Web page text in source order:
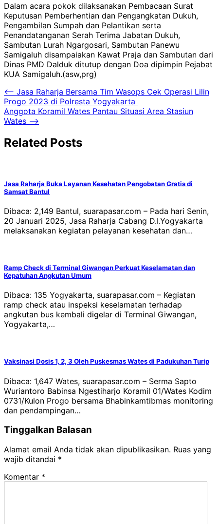
Dalam acara pokok dilaksanakan Pembacaan Surat
Keputusan Pemberhentian dan Pengangkatan Dukuh,
Pengambilan Sumpah dan Pelantikan serta
Penandatanganan Serah Terima Jabatan Dukuh,
Sambutan Lurah Ngargosari, Sambutan Panewu
Samigaluh disampaiakan Kawat Praja dan Sambutan dari
Dinas PMD Dalduk ditutup dengan Doa dipimpin Pejabat
KUA Samigaluh.(asw,prg)
Navigasi
pos
⟵ Jasa Raharja Bersama Tim Wasops Cek Operasi Lilin
Progo 2023 di Polresta Yogyakarta
Anggota Koramil Wates Pantau Situasi Area Stasiun
Wates ⟶
Related Posts
Jasa Raharja Buka Layanan Kesehatan Pengobatan Gratis di
Samsat Bantul
Dibaca: 2,149 Bantul, suarapasar.com – Pada hari Senin,
20 Januari 2025, Jasa Raharja Cabang D.I.Yogyakarta
melaksanakan kegiatan pelayanan kesehatan dan…
Ramp Check di Terminal Giwangan Perkuat Keselamatan dan
Kepatuhan Angkutan Umum
Dibaca: 135 Yogyakarta, suarapasar.com – Kegiatan
ramp check atau inspeksi keselamatan terhadap
angkutan bus kembali digelar di Terminal Giwangan,
Yogyakarta,…
Vaksinasi Dosis 1, 2, 3 Oleh Puskesmas Wates di Padukuhan Turip
Dibaca: 1,647 Wates, suarapasar.com – Serma Sapto
Wuriantoro Babinsa Ngestiharjo Koramil 01/Wates Kodim
0731/Kulon Progo bersama Bhabinkamtibmas monitoring
dan pendampingan…
Tinggalkan Balasan
Alamat email Anda tidak akan dipublikasikan. Ruas yang
wajib ditandai *
Komentar *